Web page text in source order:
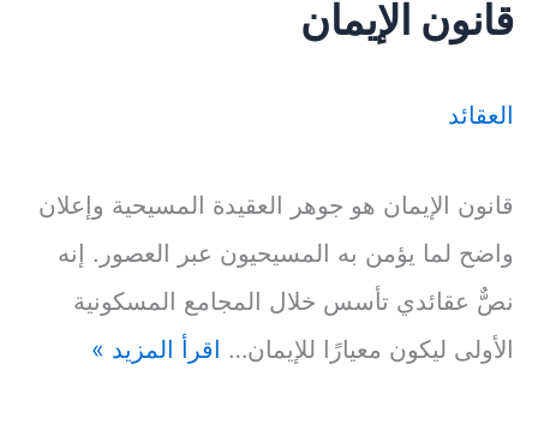
قانون الإيمان
العقائد
قانون الإيمان هو جوهر العقيدة المسيحية وإعلان
واضح لما يؤمن به المسيحيون عبر العصور. إنه
نصٌّ عقائدي تأسس خلال المجامع المسكونية
الأولى ليكون معيارًا للإيمان…اقرأ المزيد »